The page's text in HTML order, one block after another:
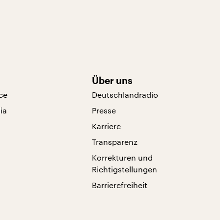
Über uns
Deutschlandradio
Presse
Karriere
Transparenz
Korrekturen und
Richtigstellungen
Barrierefreiheit